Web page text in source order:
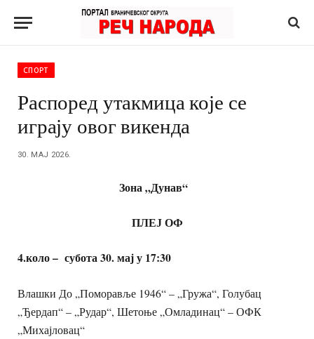
СПОРТ
Распоред утакмица које се
играју овог викенда
30. МАЈ 2026.
Зона „Дунав“
ПЛЕЈ ОФ
4.коло – субота 30. мај у 17:30
Влашки До „Поморавље 1946“ – „Гружа“, Голубац
„Ђердап“ – „Рудар“, Шетоње „Омладинац“ – ОФК
„Михајловац“